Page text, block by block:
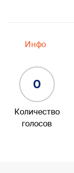
Инфо
0
Количество
голосов